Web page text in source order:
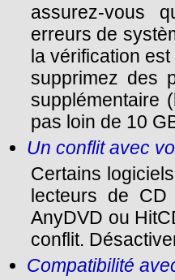
assurez-vous
erreurs de
la vérification
supprimez des
supplémentaire
pas loin de 10
Un conflit avec
Certains
lecteurs de CD
AnyDVD ou
conflit.
Compatibilité